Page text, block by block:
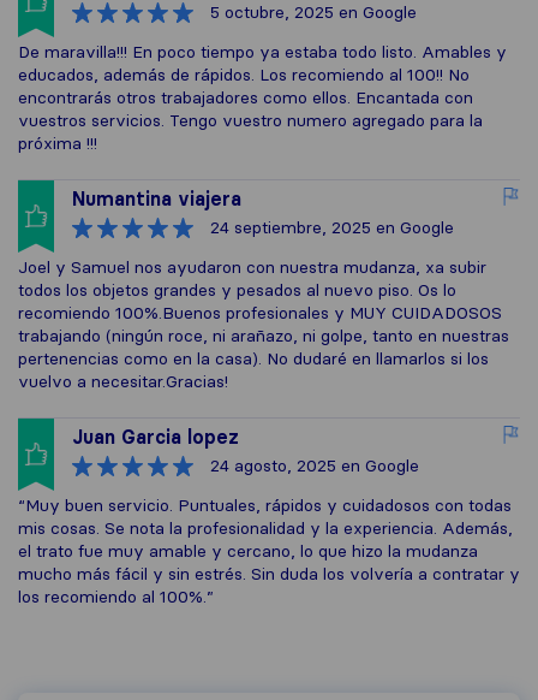
5 octubre, 2025 en Google
De maravilla!!! En poco tiempo ya estaba todo listo. Amables y
educados, además de rápidos. Los recomiendo al 100!! No
encontrarás otros trabajadores como ellos. Encantada con
vuestros servicios. Tengo vuestro numero agregado para la
próxima !!!
Numantina viajera
24 septiembre, 2025 en Google
Joel y Samuel nos ayudaron con nuestra mudanza, xa subir
todos los objetos grandes y pesados al nuevo piso. Os lo
recomiendo 100%.Buenos profesionales y MUY CUIDADOSOS
trabajando (ningún roce, ni arañazo, ni golpe, tanto en nuestras
pertenencias como en la casa). No dudaré en llamarlos si los
vuelvo a necesitar.Gracias!
Juan Garcia lopez
24 agosto, 2025 en Google
“Muy buen servicio. Puntuales, rápidos y cuidadosos con todas
mis cosas. Se nota la profesionalidad y la experiencia. Además,
el trato fue muy amable y cercano, lo que hizo la mudanza
mucho más fácil y sin estrés. Sin duda los volvería a contratar y
los recomiendo al 100%.”